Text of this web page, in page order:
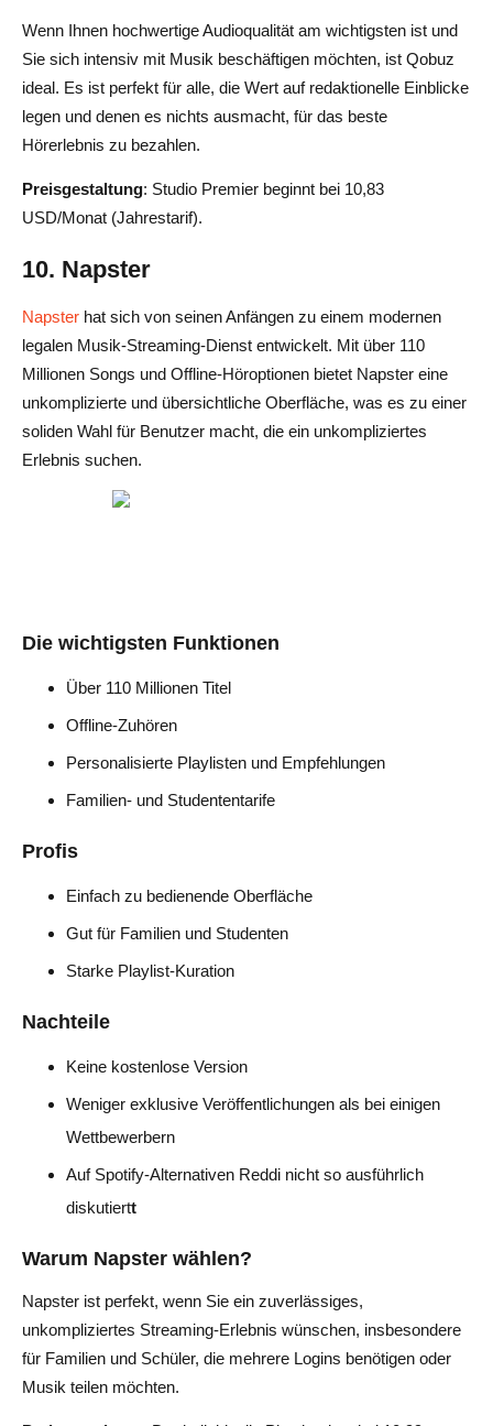
Wenn Ihnen hochwertige Audioqualität am wichtigsten ist und
Sie sich intensiv mit Musik beschäftigen möchten, ist Qobuz
ideal. Es ist perfekt für alle, die Wert auf redaktionelle Einblicke
legen und denen es nichts ausmacht, für das beste
Hörerlebnis zu bezahlen.
Preisgestaltung: Studio Premier beginnt bei 10,83
USD/Monat (Jahrestarif).
10. Napster
Napster hat sich von seinen Anfängen zu einem modernen
legalen Musik-Streaming-Dienst entwickelt. Mit über 110
Millionen Songs und Offline-Höroptionen bietet Napster eine
unkomplizierte und übersichtliche Oberfläche, was es zu einer
soliden Wahl für Benutzer macht, die ein unkompliziertes
Erlebnis suchen.
Die wichtigsten Funktionen
Über 110 Millionen Titel
Offline-Zuhören
Personalisierte Playlisten und Empfehlungen
Familien- und Studententarife
Profis
Einfach zu bedienende Oberfläche
Gut für Familien und Studenten
Starke Playlist-Kuration
Nachteile
Keine kostenlose Version
Weniger exklusive Veröffentlichungen als bei einigen
Wettbewerbern
Auf Spotify-Alternativen Reddi nicht so ausführlich
diskutiertt
Warum Napster wählen?
Napster ist perfekt, wenn Sie ein zuverlässiges,
unkompliziertes Streaming-Erlebnis wünschen, insbesondere
für Familien und Schüler, die mehrere Logins benötigen oder
Musik teilen möchten.